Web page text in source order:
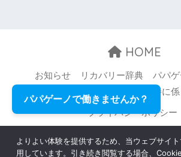
HOME
お知らせ リカバリー辞典
パパ
職場環境等の改善に
プライバシーポリシー
© 2026 Papageno,Inc. All rights
パパゲーノで働きませんか？
よりよい体験を提供するため、当ウェブサイ
用しています。引き続き閲覧する場合、